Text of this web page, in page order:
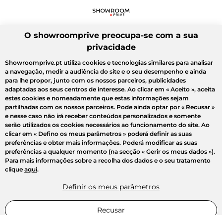
O showroomprive preocupa-se com a sua
privacidade
Showroomprive.pt utiliza cookies e tecnologias similares para analisar
a navegação, medir a audiência do site e o seu desempenho e ainda
para lhe propor, junto com os nossos parceiros, publicidades
adaptadas aos seus centros de interesse. Ao clicar em « Aceito », aceita
estes cookies e nomeadamente que estas informações sejam
partilhadas com os nossos parceiros. Pode ainda optar por « Recusar »
e nesse caso não irá receber conteúdos personalizados e somente
serão utilizados os cookies necessários ao funcionamento do site. Ao
clicar em « Defino os meus parâmetros » poderá definir as suas
preferências e obter mais informações. Poderá modificar as suas
preferências a qualquer momento (na secção « Gerir os meus dados »).
Para mais informações sobre a recolha dos dados e o seu tratamento
clique aqui.
Definir os meus parâmetros
Recusar